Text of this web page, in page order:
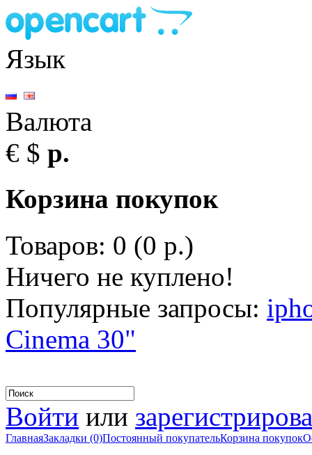
Язык
Валюта
€ $ р.
Корзина покупок
Товаров: 0 (0 р.)
Ничего не куплено!
Популярные запросы:
Cinema 30"
Войти или
ГлавнаяЗакладки (0)Постоянный покупательКорзина покупок